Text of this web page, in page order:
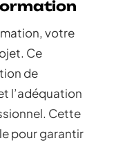
votre
Ce
de
l’adéquation
Cette
pour garantir